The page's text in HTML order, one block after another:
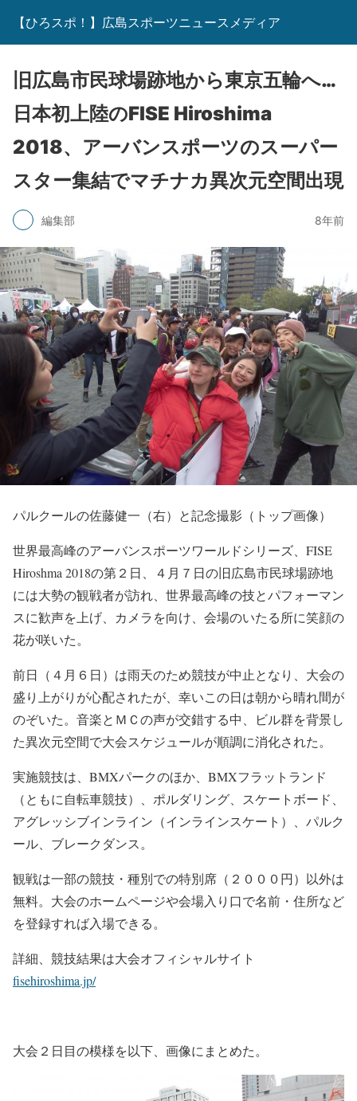
【ひろスポ！】広島スポーツニュースメディア
旧広島市民球場跡地から東京五輪へ…
日本初上陸のFISE Hiroshima
2018、アーバンスポーツのスーパー
スター集結でマチナカ異次元空間出現
編集部 8年前
パルクールの佐藤健一（右）と記念撮影（トップ画像）
世界最高峰のアーバンスポーツワールドシリーズ、FISE
Hiroshma 2018の第２日、４月７日の旧広島市民球場跡地
には大勢の観戦者が訪れ、世界最高峰の技とパフォーマン
スに歓声を上げ、カメラを向け、会場のいたる所に笑顔の
花が咲いた。
前日（４月６日）は雨天のため競技が中止となり、大会の
盛り上がりが心配されたが、幸いこの日は朝から晴れ間が
のぞいた。音楽とＭＣの声が交錯する中、ビル群を背景し
た異次元空間で大会スケジュールが順調に消化された。
実施競技は、BMXパークのほか、BMXフラットランド
（ともに自転車競技）、ポルダリング、スケートボード、
アグレッシブインライン（インラインスケート）、パルク
ール、ブレークダンス。
観戦は一部の競技・種別での特別席（２０００円）以外は
無料。大会のホームページや会場入り口で名前・住所など
を登録すれば入場できる。
詳細、競技結果は大会オフィシャルサイト
fisehiroshima.jp/
大会２日目の模様を以下、画像にまとめた。